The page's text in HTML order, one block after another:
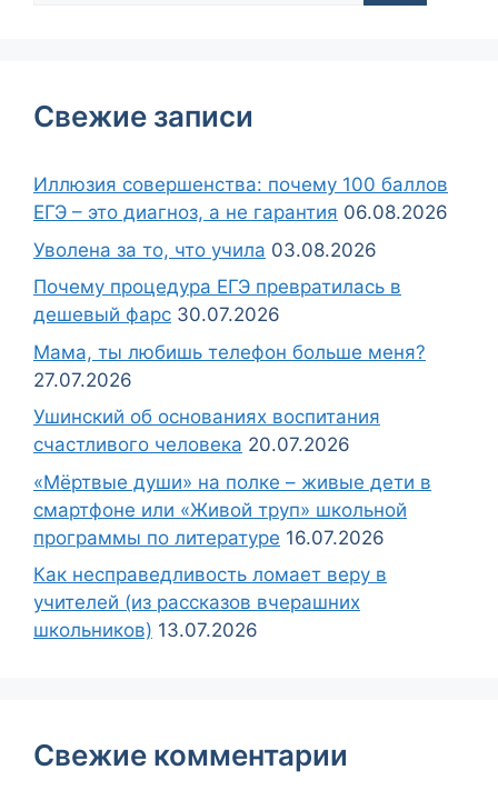
Свежие записи
Иллюзия совершенства: почему 100 баллов
ЕГЭ – это диагноз, а не гарантия 06.08.2026
Уволена за то, что учила 03.08.2026
Почему процедура ЕГЭ превратилась в
дешевый фарс 30.07.2026
Мама, ты любишь телефон больше меня?
27.07.2026
Ушинский об основаниях воспитания
счастливого человека 20.07.2026
«Мёртвые души» на полке – живые дети в
смартфоне или «Живой труп» школьной
программы по литературе 16.07.2026
Как несправедливость ломает веру в
учителей (из рассказов вчерашних
школьников) 13.07.2026
Свежие комментарии